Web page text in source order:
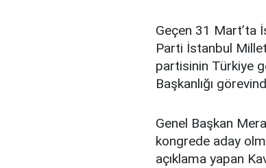
Geçen 31 Mart’ta
Parti İstanbul
partisinin Türkiye
Başkanlığı
Genel Başkan
kongrede aday
açıklama yapan